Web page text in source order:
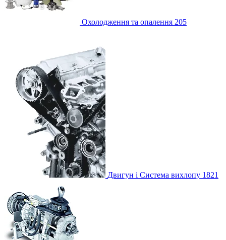
Охолодження та опалення 205
Двигун і Система вихлопу 1821